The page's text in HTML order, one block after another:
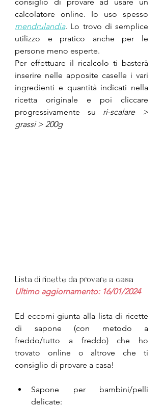
consiglio di provare ad usare un
mendrulandia. Lo trovo di semplice
utilizzo e pratico anche per le
persone meno esperte.
Per effettuare il ricalcolo ti basterà
inserire nelle apposite caselle i vari
ingredienti e quantità indicati nella
ricetta originale e poi cliccare
progressivamente su ri-scalare >
grassi > 200g
Lista di ricette da provare a casa
Ultimo aggiornamento: 16/01/2024
Ed eccomi giunta alla lista di ricette
di sapone (con metodo a
freddo/tutto a freddo) che ho
trovato online o altrove che ti
consiglio di provare a casa!
Sapone per bambini/pelli